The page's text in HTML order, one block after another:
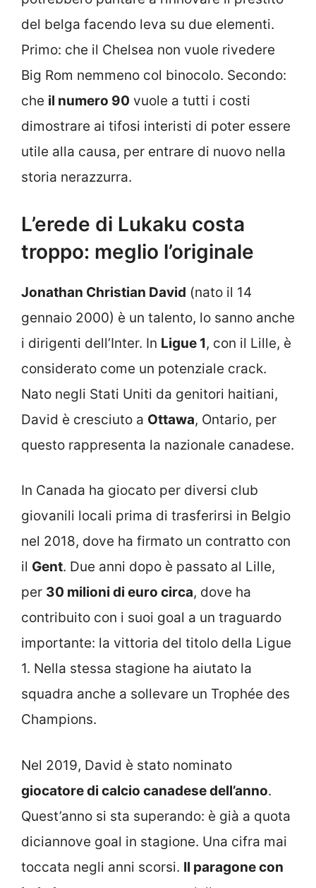
del belga facendo leva su due elementi.
Primo: che il Chelsea non vuole rivedere
Big Rom nemmeno col binocolo. Secondo:
che il numero 90 vuole a tutti i costi
dimostrare ai tifosi interisti di poter essere
utile alla causa, per entrare di nuovo nella
storia nerazzurra.
L’erede di Lukaku costa
troppo: meglio l’originale
Jonathan Christian David (nato il 14
gennaio 2000) è un talento, lo sanno anche
i dirigenti dell’Inter. In Ligue 1, con il Lille, è
considerato come un potenziale crack.
Nato negli Stati Uniti da genitori haitiani,
David è cresciuto a Ottawa, Ontario, per
questo rappresenta la nazionale canadese.
In Canada ha giocato per diversi club
giovanili locali prima di trasferirsi in Belgio
nel 2018, dove ha firmato un contratto con
il Gent. Due anni dopo è passato al Lille,
per 30 milioni di euro circa, dove ha
contribuito con i suoi goal a un traguardo
importante: la vittoria del titolo della Ligue
1. Nella stessa stagione ha aiutato la
squadra anche a sollevare un Trophée des
Champions.
Nel 2019, David è stato nominato
giocatore di calcio canadese dell’anno.
Quest’anno si sta superando: è già a quota
diciannove goal in stagione. Una cifra mai
toccata negli anni scorsi. Il paragone con